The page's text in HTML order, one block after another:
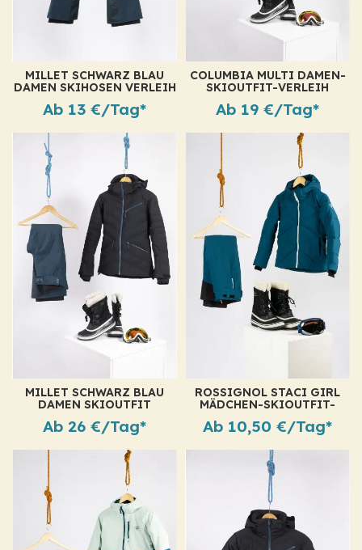
MILLET SCHWARZ BLAU
DAMEN SKIHOSEN VERLEIH
Ab 13 €/Tag*
COLUMBIA MULTI DAMEN-
SKIOUTFIT-VERLEIH
Ab 19 €/Tag*
MILLET SCHWARZ BLAU
DAMEN SKIOUTFIT
Ab 26 €/Tag*
ROSSIGNOL STACI GIRL
MÄDCHEN-SKIOUTFIT-
Ab 10,50 €/Tag*